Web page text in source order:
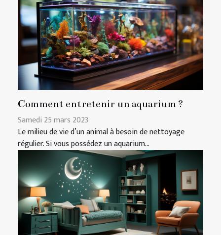
Comment entretenir un aquarium ?
Samedi 25 mars 2023
Le milieu de vie d’un animal à besoin de nettoyage
régulier. Si vous possédez un aquarium...